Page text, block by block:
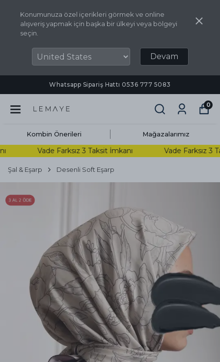
Konumunuza özel içerikleri görmek ve online
alışveriş yapmak için başka bir ülkeyi veya bölgeyi
seçin.
Devam
Whatsapp Sipariş Hattı ‪0536 777 5083‬
0
Kombin Önerileri Mağazalarımız
Vade Farksız 3 Taksit İmkanı Vade Farksız 3
Şal & Eşarp Desenli Soft Eşarp